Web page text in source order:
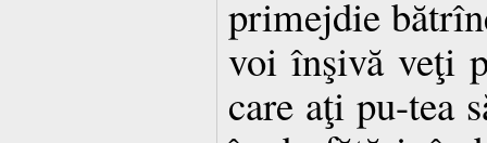
primejdie
voi înşivă veţi
care aţi pu-tea